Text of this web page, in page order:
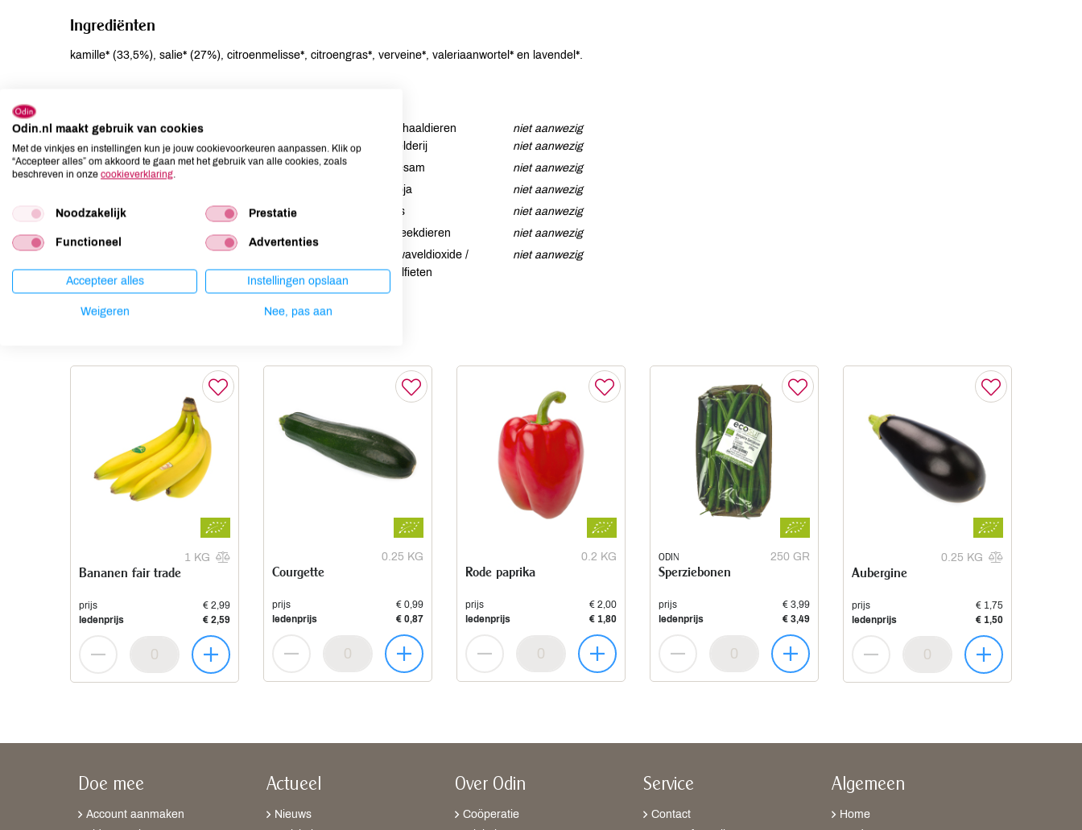
Ingrediënten
kamille* (33,5%), salie* (27%), citroenmelisse*, citroengras*, verveine*, valeriaanwortel* en lavendel*.
Aardnoten
niet aanwezig
Ei
niet aanwezig
Gluten
Lupine
niet aanwezig
Mosterd
niet aanwezig
Schaaldieren
niet aanwezig
Selderij
niet aanwezig
Sesam
niet aanwezig
Soja
niet aanwezig
Vis
niet aanwezig
Weekdieren
niet aanwezig
Zwaveldioxide /
sulfieten
niet aanwezig
1 KG
Bananen fair trade
prijs
€ 2,99
ledenprijs
€ 2,59
0.25 KG
Courgette
prijs
€ 0,99
ledenprijs
€ 0,87
0.2 KG
Rode paprika
prijs
€ 2,00
ledenprijs
€ 1,80
ODIN 250 GR
Sperziebonen
prijs
€ 3,99
ledenprijs
€ 3,49
0.25 KG
Aubergine
prijs
€ 1,75
ledenprijs
€ 1,50
Doe mee
Account aanmaken
Actueel
Nieuws
Over Odin
Coöperatie
Service
Contact
Algemeen
Home
Odin.nl maakt gebruik van cookies
Met de vinkjes en instellingen kun je jouw cookievoorkeuren aanpassen. Klik op
“Accepteer alles” om akkoord te gaan met het gebruik van alle cookies, zoals
beschreven in onze cookieverklaring.
Noodzakelijk Prestatie
Functioneel Advertenties
Accepteer alles Instellingen opslaan
Weigeren Nee, pas aan